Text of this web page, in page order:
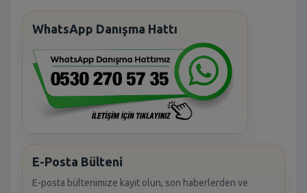
WhatsApp Danışma Hattı
E-Posta Bülteni
E-posta bültenimize kayıt olun, son haberlerden ve